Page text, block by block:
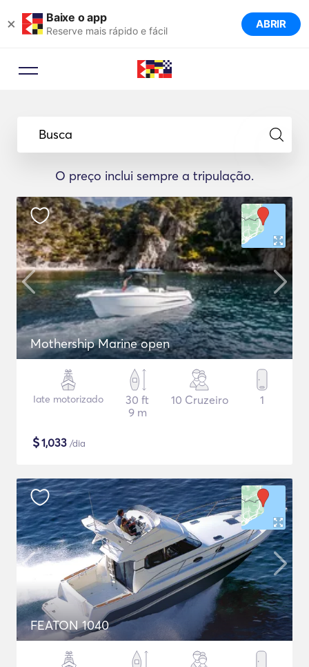
× Baixe o app
Reserve mais rápido e fácil ABRIR
Busca
O preço inclui sempre a tripulação.
Mothership Marine open
Iate motorizado
30 ft
9 m
10 Cruzeiro 1
$1,033 /dia
FEATON 1040